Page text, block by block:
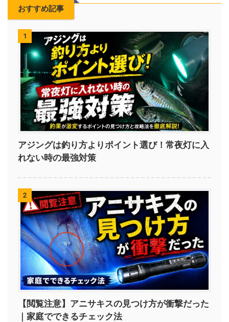
おすすめ記事
1
アジングは釣り方よりポイント選び！常夜灯に入
れない時の最強対策
2
【閲覧注意】アニサキスの見つけ方が衝撃だった
｜家庭でできるチェック法